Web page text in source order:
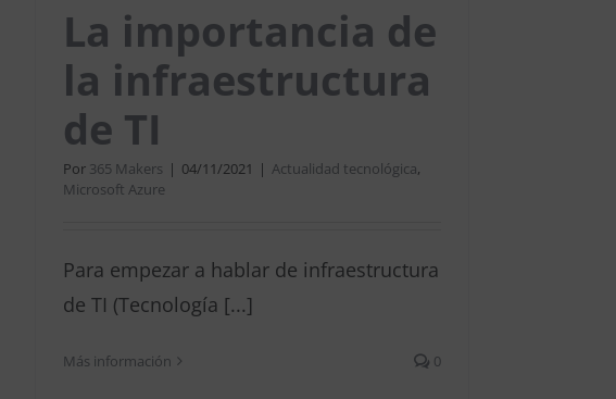
La importancia de
la infraestructura
de TI
Por 365 Makers | 04/11/2021 | Actualidad tecnológica,
Microsoft Azure
Para empezar a hablar de infraestructura
de TI (Tecnología [...]
Más información 0